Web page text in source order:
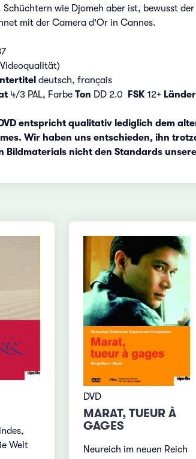
Schüchtern wie Djomeh aber ist, bewusst
mit der Camera d'Or in Cannes.
deutsch, français
4/3 PAL, Farbe Ton DD 2.0 FSK12+
entspricht qualitativ lediglich dem
Wir haben uns entschieden, ihn
Bildmaterials nicht den Standards
Welt
DVD
MARAT, TUEUR À
GAGES
Neureich im neuen Reich